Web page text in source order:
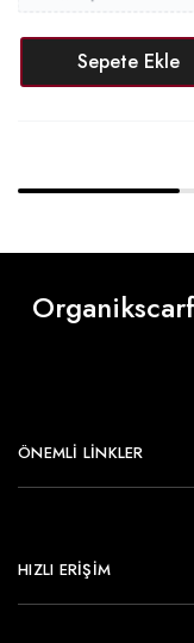
Sepete Ekle
ÖNEMLI LINKLER
HIZLI ERİŞİM